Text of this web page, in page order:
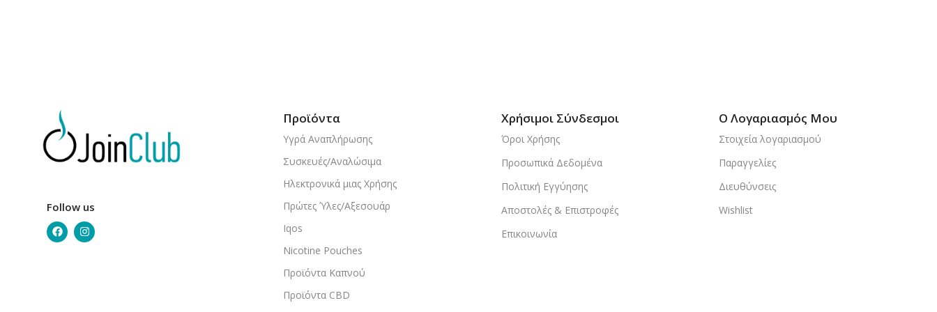
Follow us
Προϊόντα
Υγρά Αναπλήρωσης
Συσκευές/Αναλώσιμα
Ηλεκτρονικά μιας Χρήσης
Πρώτες Ύλες/Αξεσουάρ
Iqos
Nicotine Pouches
Προϊόντα Καπνού
Προϊόντα CBD
Χρήσιμοι Σύνδεσμοι
Όροι Χρήσης
Προσωπικά Δεδομένα
Πολιτική Εγγύησης
Αποστολές & Επιστροφές
Επικοινωνία
Ο Λογαριασμός Μου
Στοιχεία λογαριασμού
Παραγγελίες
Διευθύνσεις
Wishlist